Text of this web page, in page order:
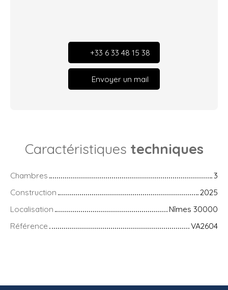
+33 6 33 48 15 38
Envoyer un mail
Caractéristiques techniques
Chambres
3
Construction
2025
Localisation
Nîmes 30000
Référence
VA2604